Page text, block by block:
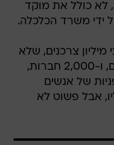
לא כולל את מוקד
ידי משרד הכלכלה.
צרכנים, שלא
מעוניינים לקבל טלפונים שיווקיים, ו-2,000 חברות,
של אנשים
אבל פשוט לא